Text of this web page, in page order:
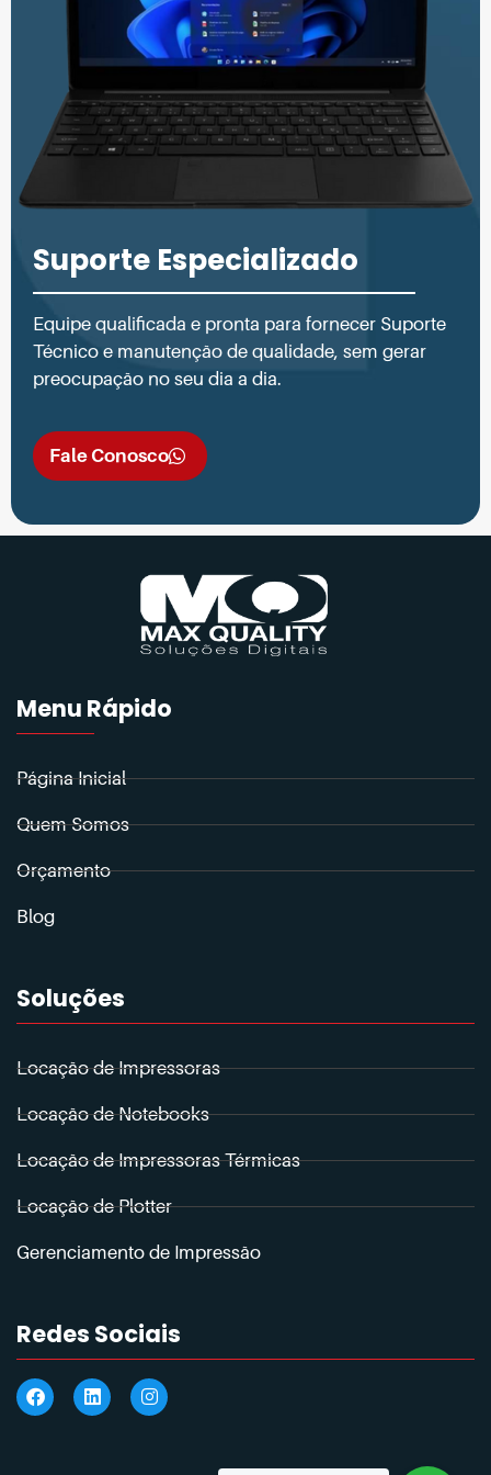
Suporte Especializado
Equipe qualificada e pronta para fornecer Suporte
Técnico e manutenção de qualidade, sem gerar
preocupação no seu dia a dia.
Fale Conosco
Menu Rápido
Página Inicial
Quem Somos
Orçamento
Blog
Soluções
Locação de Impressoras
Locação de Notebooks
Locação de Impressoras Térmicas
Locação de Plotter
Gerenciamento de Impressão
Redes Sociais